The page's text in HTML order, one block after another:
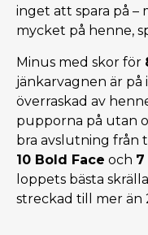
inget att spara på –
mycket på henne,
Minus med skor för
jänkarvagnen är på
överraskad av
pupporna på utan
bra avslutning från
10 Bold Face och 7
loppets bästa
streckad till mer än